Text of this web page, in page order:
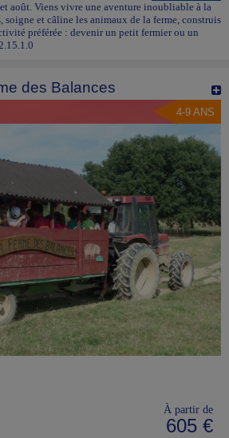
août. Viens vivre une aventure inoubliable à la
et câline les animaux de la ferme, construis
préférée : devenir un petit fermier ou un
des Balances
4-9 ANS
À partir de
605 €